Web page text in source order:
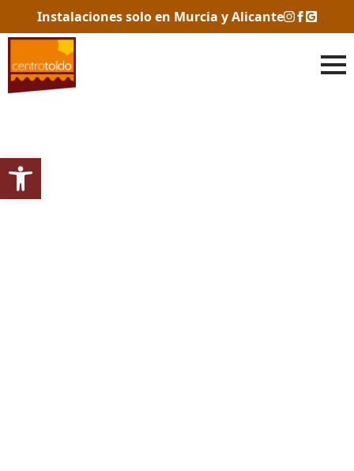
Abrir barra de herramientas
Instalaciones solo en Murcia y Alicante